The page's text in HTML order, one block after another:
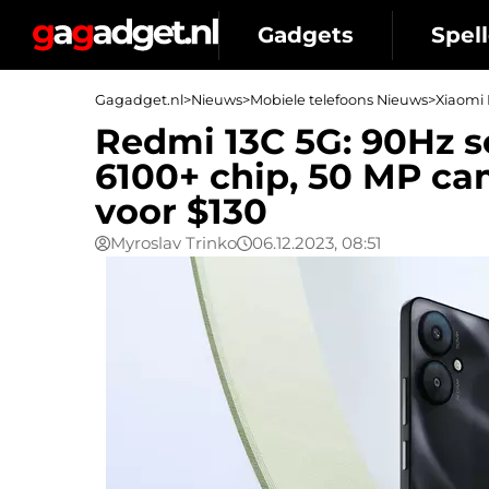
Gadgets
Gagadget.nl>Nieuws>Mobiele telefoons Nieuws>Xiaomi
Redmi 13C 5G:
6100+ chip, 50 MP
voor $130
Myroslav Trinko 06.12.2023, 08:51